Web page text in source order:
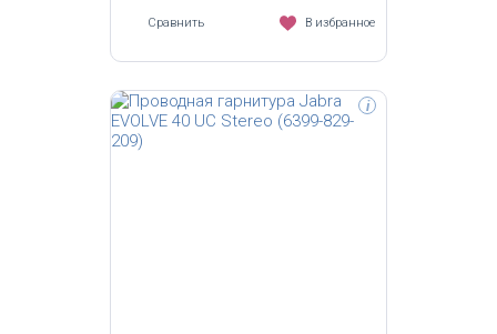
Сравнить В избранное
i